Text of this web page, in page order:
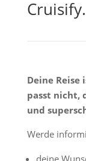
Deine
passt nicht,
und
Werde